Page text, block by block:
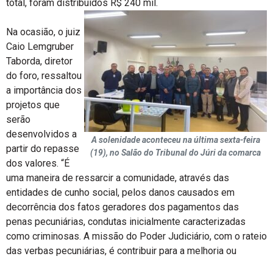
total, foram distribuídos R$ 240 mil.
A solenidade aconteceu na última sexta-feira
(19), no Salão do Tribunal do Júri da comarca
Na ocasião, o juiz
Caio Lemgruber
Taborda, diretor
do foro, ressaltou
a importância dos
projetos que
serão
desenvolvidos a
partir do repasse
dos valores. “É
uma maneira de ressarcir a comunidade, através das
entidades de cunho social, pelos danos causados em
decorrência dos fatos geradores dos pagamentos das
penas pecuniárias, condutas inicialmente caracterizadas
como criminosas. A missão do Poder Judiciário, com o rateio
das verbas pecuniárias, é contribuir para a melhoria ou